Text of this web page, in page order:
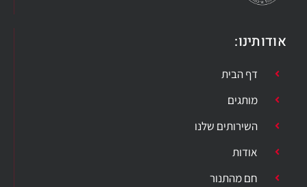
אודותינו:
דף הבית
מותגים
השירותים שלנו
אודות
חם מהתנור